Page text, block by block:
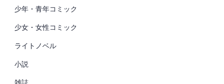
少年・青年コミック
少女・女性コミック
ライトノベル
小説